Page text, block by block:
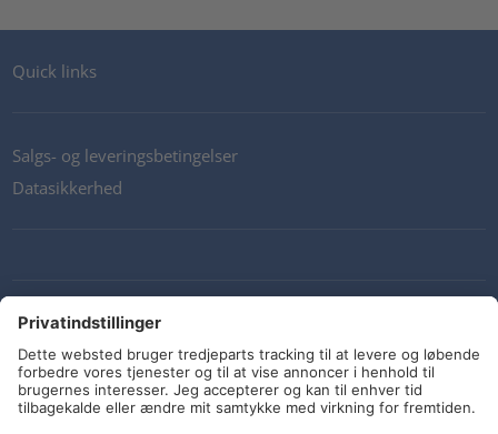
Quick links
Salgs- og leveringsbetingelser
Datasikkerhed
Kontakt os
Retningslinjer og forpligtelser